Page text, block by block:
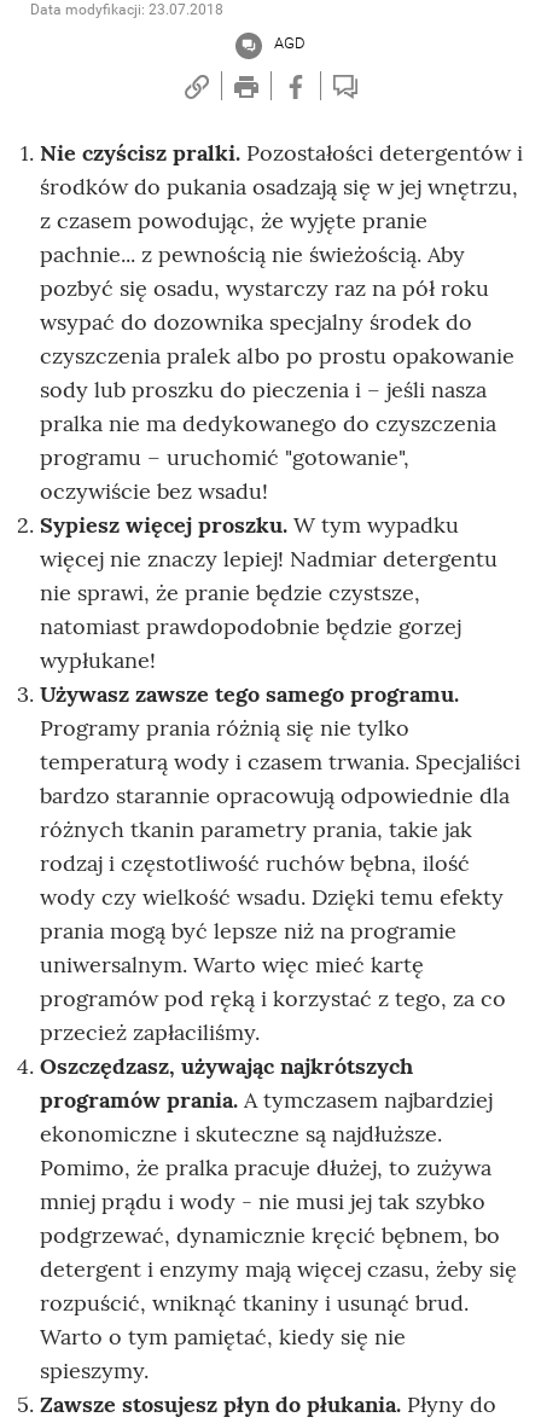
Data modyfikacji: 23.07.2018
AGD
Nie czyścisz pralki. Pozostałości detergentów i
środków do pukania osadzają się w jej wnętrzu,
z czasem powodując, że wyjęte pranie
pachnie... z pewnością nie świeżością. Aby
pozbyć się osadu, wystarczy raz na pół roku
wsypać do dozownika specjalny środek do
czyszczenia pralek albo po prostu opakowanie
sody lub proszku do pieczenia i – jeśli nasza
pralka nie ma dedykowanego do czyszczenia
programu – uruchomić "gotowanie",
oczywiście bez wsadu!
Sypiesz więcej proszku. W tym wypadku
więcej nie znaczy lepiej! Nadmiar detergentu
nie sprawi, że pranie będzie czystsze,
natomiast prawdopodobnie będzie gorzej
wypłukane!
Używasz zawsze tego samego programu.
Programy prania różnią się nie tylko
temperaturą wody i czasem trwania. Specjaliści
bardzo starannie opracowują odpowiednie dla
różnych tkanin parametry prania, takie jak
rodzaj i częstotliwość ruchów bębna, ilość
wody czy wielkość wsadu. Dzięki temu efekty
prania mogą być lepsze niż na programie
uniwersalnym. Warto więc mieć kartę
programów pod ręką i korzystać z tego, za co
przecież zapłaciliśmy.
Oszczędzasz, używając najkrótszych
programów prania. A tymczasem najbardziej
ekonomiczne i skuteczne są najdłuższe.
Pomimo, że pralka pracuje dłużej, to zużywa
mniej prądu i wody - nie musi jej tak szybko
podgrzewać, dynamicznie kręcić bębnem, bo
detergent i enzymy mają więcej czasu, żeby się
rozpuścić, wniknąć tkaniny i usunąć brud.
Warto o tym pamiętać, kiedy się nie
spieszymy.
Zawsze stosujesz płyn do płukania. Płyny do